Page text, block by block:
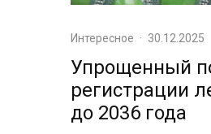
Интересное · 30.12.2025
Упрощенный
регистрации
до 2036 года